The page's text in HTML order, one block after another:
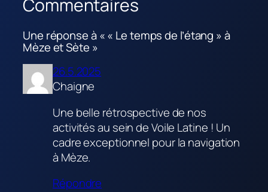
Commentaires
Une réponse à « « Le temps de l’étang » à
Mèze et Sète »
26.5.2025
Chaigne
Une belle rétrospective de nos
activités au sein de Voile Latine ! Un
cadre exceptionnel pour la navigation
à Mèze.
Répondre